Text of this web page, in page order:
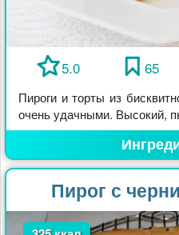
5.0 65
Пироги и торты из
очень удачными. Высокий,
Пирог с